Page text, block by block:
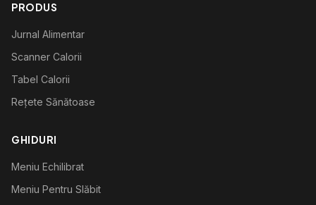
PRODUS
Jurnal Alimentar
Scanner Calorii
Tabel Calorii
Rețete Sănătoase
GHIDURI
Meniu Echilibrat
Meniu Pentru Slăbit